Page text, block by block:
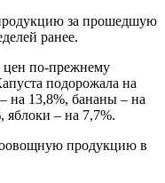
за прошедшую
ранее.
цен по-прежнему
подорожала на
на 13,8%, бананы – на
яблоки – на 7,7%.
продукцию в